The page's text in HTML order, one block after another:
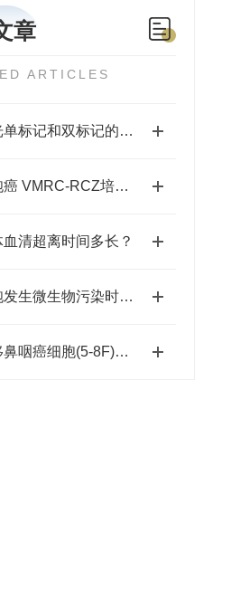
章
ARTICLES
免疫荧光单标记和双标记的方法？及千舍热卖细胞？
人肾细胞癌 VMRC-RCZ培养说明书
清超离时间多长？
如果细胞发生微生物污染时，应如何处理？
人高转移鼻咽癌细胞(5-8F)说明书